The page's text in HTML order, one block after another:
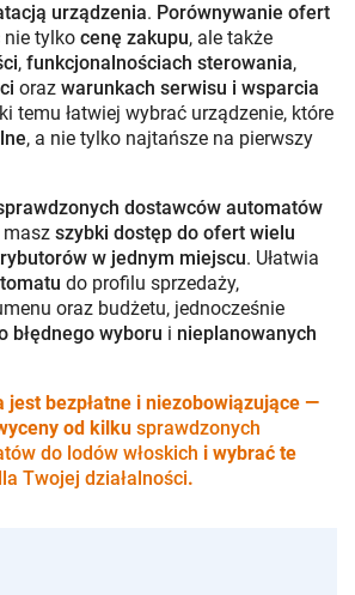
urządzenia. Porównywanie ofert
tylko cenę zakupu, ale także
, funkcjonalnościach sterowania,
oraz warunkach serwisu i wsparcia
temu łatwiej wybrać urządzenie, które
, a nie tylko najtańsze na pierwszy
dostawców automatów
masz szybki dostęp do ofert wielu
w jednym miejscu. Ułatwia
do profilu sprzedaży,
oraz budżetu, jednocześnie
błędnego wyboru i nieplanowanych
jest bezpłatne i niezobowiązujące —
od kilku sprawdzonych
do lodów włoskich i wybrać te
Twojej działalności.